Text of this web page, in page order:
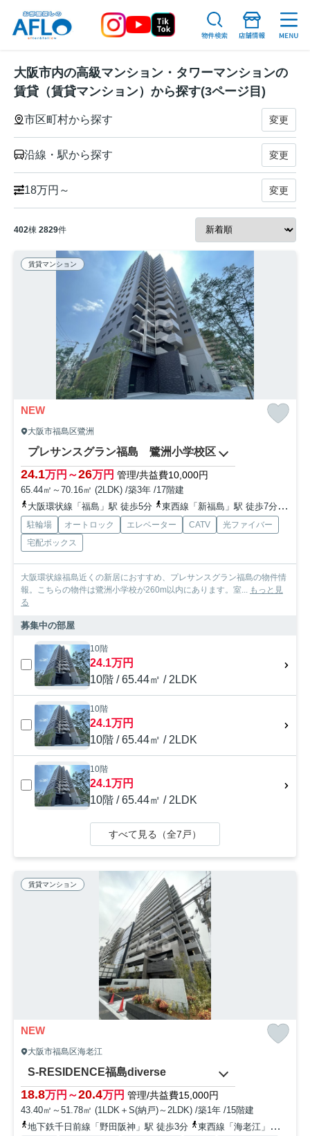
大阪市内の高級マンション・タワーマンションの
賃貸（賃貸マンション）から探す(3ページ目)
市区町村から探す 変更
沿線・駅から探す 変更
18万円～ 変更
402棟 2829件
賃貸マンション
NEW
大阪市福島区鷺洲
プレサンスグラン福島 鷺洲小学校区
24.1万円～26万円 管理/共益費10,000円
65.44㎡～70.16㎡ (2LDK) /築3年 /17階建
大阪環状線「福島」駅 徒歩5分
東西線「新福島」駅 徒歩7分
駐輪場 オートロック エレベーター CATV
光ファイバー
宅配ボックス
大阪環状線福島近くの新居におすすめ、プレサンスグラン福島の物件情
報。こちらの物件は鷺洲小学校が260m以内にあります。室...
もっと見
る
募集中の部屋
10階
24.1万円
10階 / 65.44㎡ / 2LDK
10階
24.1万円
10階 / 65.44㎡ / 2LDK
10階
24.1万円
10階 / 65.44㎡ / 2LDK
すべて見る（全7戸）
賃貸マンション
NEW
大阪市福島区海老江
S-RESIDENCE福島diverse
18.8万円～20.4万円 管理/共益費15,000円
43.40㎡～51.78㎡ (1LDK＋S(納戸)～2LDK) /築1年 /15階建
地下鉄千日前線「野田阪神」駅 徒歩3分
東西線「海老江」駅 徒歩2分